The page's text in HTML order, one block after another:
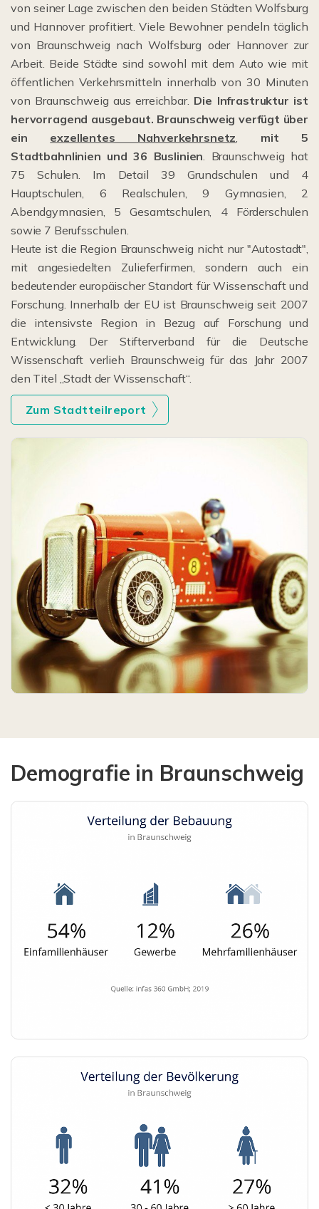
von seiner Lage zwischen den beiden Städten Wolfsburg
und Hannover profitiert. Viele Bewohner pendeln täglich
von Braunschweig nach Wolfsburg oder Hannover zur
Arbeit. Beide Städte sind sowohl mit dem Auto wie mit
öffentlichen Verkehrsmitteln innerhalb von 30 Minuten
von Braunschweig aus erreichbar. Die Infrastruktur ist
hervorragend ausgebaut. Braunschweig verfügt über
ein
exzellentes Nahverkehrsnetz, mit
5
Stadtbahnlinien und 36 Buslinien. Braunschweig hat
75 Schulen. Im Detail 39 Grundschulen und 4
Hauptschulen, 6 Realschulen, 9 Gymnasien, 2
Abendgymnasien, 5 Gesamtschulen, 4 Förderschulen
sowie 7 Berufsschulen.
Heute ist die Region Braunschweig nicht nur "Autostadt",
mit angesiedelten Zulieferfirmen, sondern auch ein
bedeutender europäischer Standort für Wissenschaft und
Forschung. Innerhalb der EU ist Braunschweig seit 2007
die intensivste Region in Bezug auf Forschung und
Entwicklung. Der Stifterverband für die Deutsche
Wissenschaft verlieh Braunschweig für das Jahr 2007
den Titel „Stadt der Wissenschaft“.
Zum Stadtteilreport
Demografie in Braunschweig